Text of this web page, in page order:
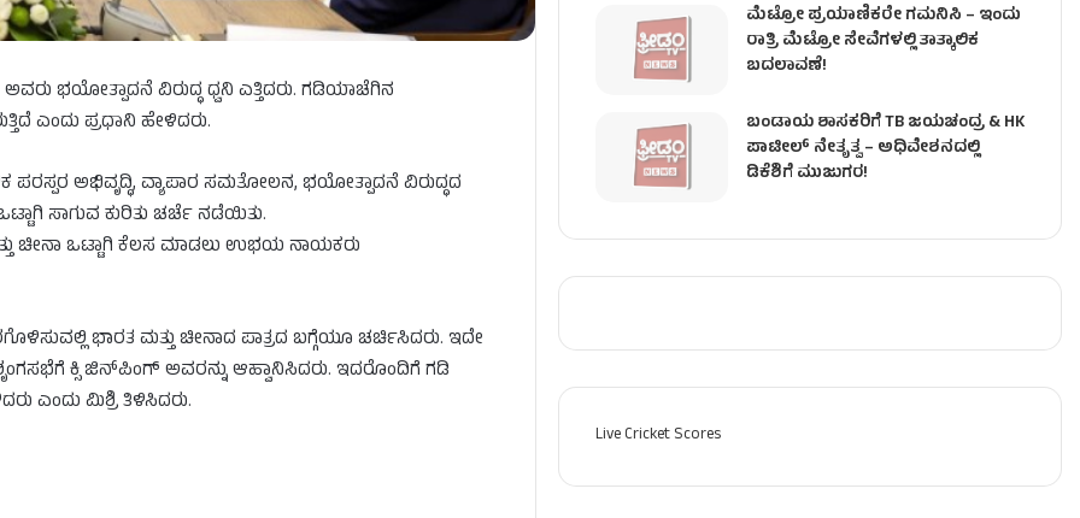
ಭಯೋತ್ಪಾದನೆ ವಿರುದ್ಧ ಧ್ವನಿ ಎತ್ತಿದರು. ಗಡಿಯಾಚೆಗಿನ
ಎಂದು ಪ್ರಧಾನಿ ಹೇಳಿದರು.
ಪರಸ್ಪರ ಅಭಿವೃದ್ಧಿ, ವ್ಯಾಪಾರ ಸಮತೋಲನ, ಭಯೋತ್ಪಾದನೆ ವಿರುದ್ಧದ
ಸಾಗುವ ಕುರಿತು ಚರ್ಚೆ ನಡೆಯಿತು.
ಚೀನಾ ಒಟ್ಟಾಗಿ ಕೆಲಸ ಮಾಡಲು ಉಭಯ ನಾಯಕರು
ಭಾರತ ಮತ್ತು ಚೀನಾದ ಪಾತ್ರದ ಬಗ್ಗೆಯೂ ಚರ್ಚಿಸಿದರು. ಇದೇ
ಕ್ಸಿ ಜಿನ್‌ಪಿಂಗ್ ಅವರನ್ನು ಆಹ್ವಾನಿಸಿದರು. ಇದರೊಂದಿಗೆ ಗಡಿ
ಎಂದು ಮಿಶ್ರಿ ತಿಳಿಸಿದರು.
ಮೆಟ್ರೋ ಪ್ರಯಾಣಿಕರೇ ಗಮನಿಸಿ – ಇಂದು
ರಾತ್ರಿ ಮೆಟ್ರೋ ಸೇವೆಗಳಲ್ಲಿ ತಾತ್ಕಾಲಿಕ
ಬದಲಾವಣೆ!
ಬಂಡಾಯ ಶಾಸಕರಿಗೆ TB ಜಯಚಂದ್ರ & HK
ಪಾಟೀಲ್ ನೇತೃತ್ವ – ಅಧಿವೇಶನದಲ್ಲಿ
ಡಿಕೆಶಿಗೆ ಮುಜುಗರ!
Live Cricket Scores